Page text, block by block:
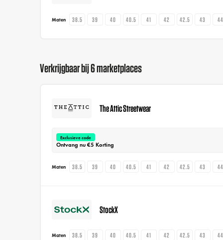
Maten 38.5 39 40 40.5 41 42 42.5 43 44
Verkrijgbaar bij 6 marketplaces
The Attic Streetwear
Exclusieve code
Ontvang nu €5 Korting
Maten 38.5 39 40 40.5 41 42 42.5 43 44
StockX
Maten 38.5 39 40 40.5 41 42 42.5 43 44